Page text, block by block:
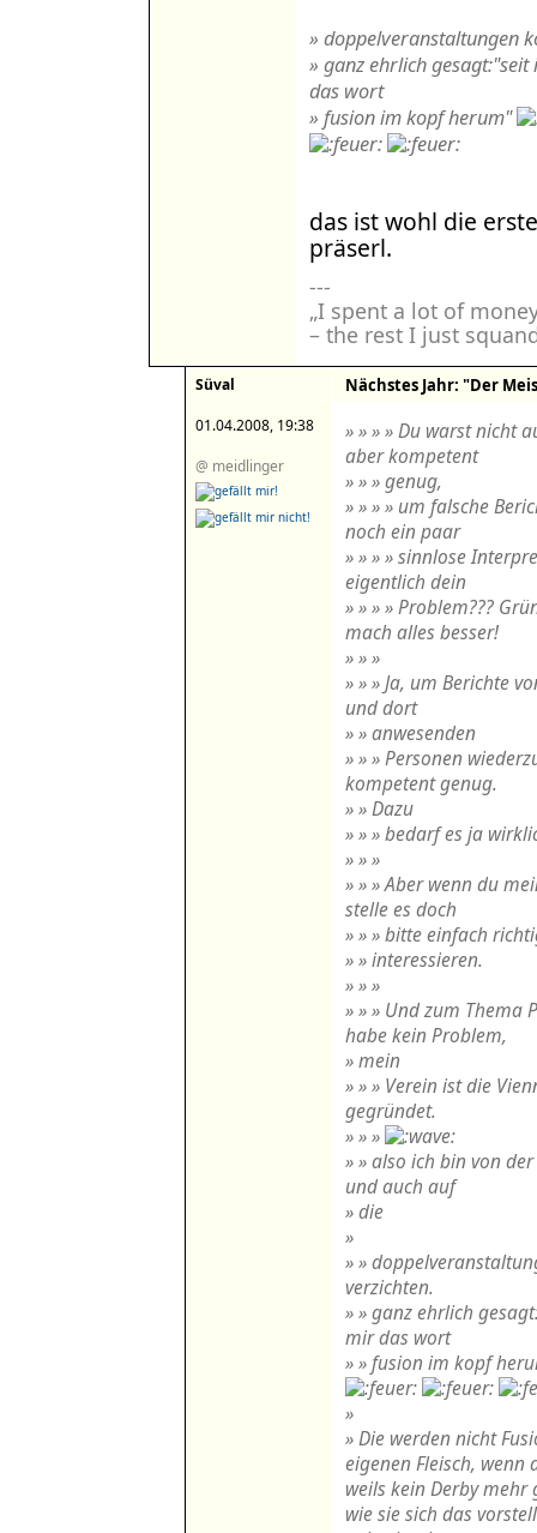
» doppelveranstaltungen
» ganz ehrlich
das wort
» fusion im kopf herum"
das ist wohl die
präserl.
---
„I spent a lot of
– the rest I just
Süval
01.04.2008, 19:38
@ meidlinger
Nächstes Jahr: "Der
» » » » Du warst nicht
aber kompetent
» » » genug,
» » » » um falsche
noch ein paar
» » » » sinnlose
eigentlich dein
» » » » Problem???
mach alles besser!
» » »
» » » Ja, um Berichte
und dort
» » anwesenden
» » » Personen
kompetent genug.
» » Dazu
» » » bedarf es ja
» » »
» » » Aber wenn du
stelle es doch
» » » bitte einfach
» » interessieren.
» » »
» » » Und zum Thema
habe kein Problem,
» mein
» » » Verein ist die
gegründet.
» » »
» » also ich bin von
und auch auf
» die
»
» »
verzichten.
» » ganz ehrlich
mir das wort
» » fusion im kopf
»
» Die werden nicht
eigenen Fleisch,
weils kein Derby
wie sie sich das